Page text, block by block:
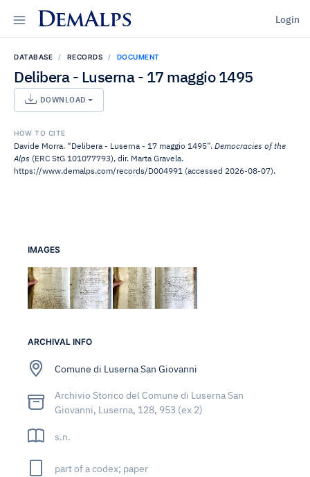
DemAlps Login
DATABASE RECORDS DOCUMENT
Delibera - Luserna - 17 maggio 1495
DOWNLOAD
HOW TO CITE
Davide Morra. “Delibera - Luserna - 17 maggio 1495”. Democracies of the
Alps (ERC StG 101077793), dir. Marta Gravela.
https://www.demalps.com/records/D004991 (accessed 2026-08-07).
IMAGES
ARCHIVAL INFO
Comune di Luserna San Giovanni
Archivio Storico del Comune di Luserna San
Giovanni, Luserna, 128, 953 (ex 2)
s.n.
part of a codex; paper